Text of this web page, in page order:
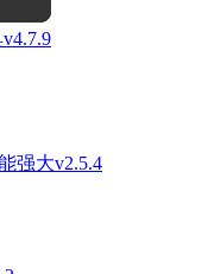
强大v2.5.4